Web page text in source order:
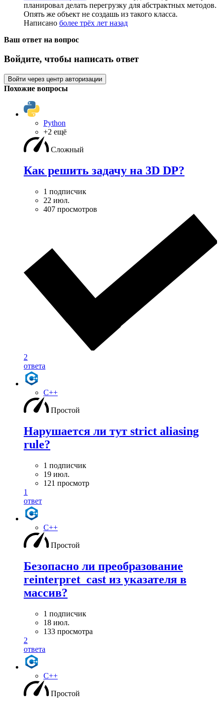
планировал делать перегрузку для абстрактных методов.
Опять же объект не создашь из такого класса.
Написано более трёх лет назад
Ваш ответ на вопрос
Войдите, чтобы написать ответ
Войти через центр авторизации
Похожие вопросы
Python
+2 ещё
Сложный
Как решить задачу на 3D DP?
1 подписчик
22 июл.
407 просмотров
2
ответа
C++
Простой
Нарушается ли тут strict aliasing
rule?
1 подписчик
19 июл.
121 просмотр
1
ответ
C++
Простой
Безопасно ли преобразование
reinterpret_cast из указателя в
массив?
1 подписчик
18 июл.
133 просмотра
2
ответа
C++
Простой